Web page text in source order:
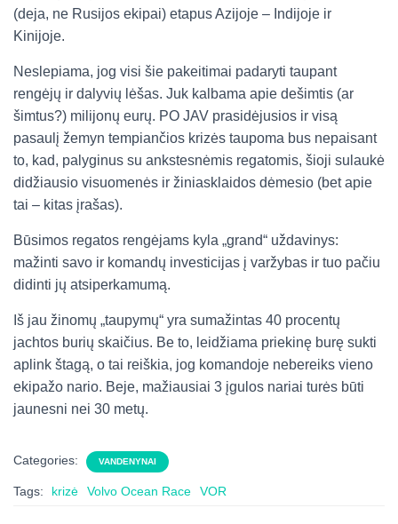
(deja, ne Rusijos ekipai) etapus Azijoje – Indijoje ir
Kinijoje.
Neslepiama, jog visi šie pakeitimai padaryti taupant
rengėjų ir dalyvių lėšas. Juk kalbama apie dešimtis (ar
šimtus?) milijonų eurų. PO JAV prasidėjusios ir visą
pasaulį žemyn tempiančios krizės taupoma bus nepaisant
to, kad, palyginus su ankstesnėmis regatomis, šioji sulaukė
didžiausio visuomenės ir žiniasklaidos dėmesio (bet apie
tai – kitas įrašas).
Būsimos regatos rengėjams kyla „grand“ uždavinys:
mažinti savo ir komandų investicijas į varžybas ir tuo pačiu
didinti jų atsiperkamumą.
Iš jau žinomų „taupymų“ yra sumažintas 40 procentų
jachtos burių skaičius. Be to, leidžiama priekinę burę sukti
aplink štagą, o tai reiškia, jog komandoje nebereiks vieno
ekipažo nario. Beje, mažiausiai 3 įgulos nariai turės būti
jaunesni nei 30 metų.
Categories: VANDENYNAI
Tags: krizė Volvo Ocean Race VOR